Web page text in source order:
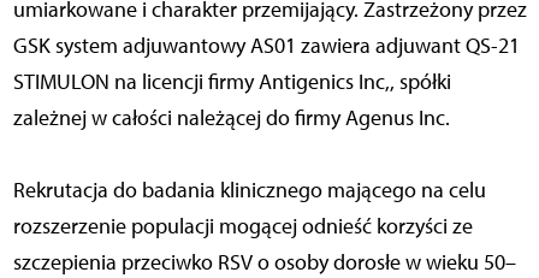
umiarkowane i charakter przemijający. Zastrzeżony przez
GSK system adjuwantowy AS01 zawiera adjuwant QS-21
STIMULON na licencji firmy Antigenics Inc,, spółki
zależnej w całości należącej do firmy Agenus Inc.
Rekrutacja do badania klinicznego mającego na celu
rozszerzenie populacji mogącej odnieść korzyści ze
szczepienia przeciwko RSV o osoby dorosłe w wieku 50–